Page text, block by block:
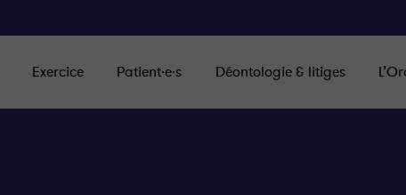
Exercice Patient·e·s Déontologie & litiges